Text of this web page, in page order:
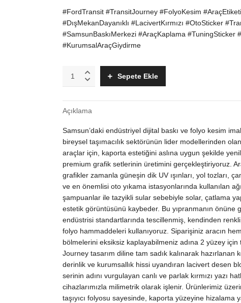
#FordTransit #TransitJourney #FolyoKesim
#DışMekanDayanıklı #LacivertKırmızı #OtoSticker
#SamsunBaskıMerkezi #AraçKaplama #TuningSticker
#KurumsalAraçGiydirme
Transit
Logo
ve
Kesim
Sticker
|
Çift
Yüzey
Lacivert
Araç
Etiketi
quantity
Sepete Ekle
Açıklama
Samsun’daki endüstriyel dijital baskı ve folyo kesim
bireysel taşımacılık sektörünün lider modellerinden
araçlar için, kaporta estetiğini aslına uygun şekilde
premium grafik setlerinin üretimini gerçekleştiriyoruz.
grafikler zamanla güneşin dik UV ışınları, yol tozları,
ve en önemlisi oto yıkama istasyonlarında kullanılan
şampuanlar ile tazyikli sular sebebiyle solar, çatlama
estetik görüntüsünü kaybeder. Bu yıpranmanın önüne
endüstrisi standartlarında tescillenmiş, kendinden
folyo hammaddeleri kullanıyoruz. Siparişiniz aracın
bölmelerini eksiksiz kaplayabilmeniz adına 2 yüzey için
Journey tasarım diline tam sadık kalınarak hazırlanan
derinlik ve kurumsallık hissi uyandıran lacivert desen
serinin adını vurgulayan canlı ve parlak kırmızı yazı
cihazlarımızla milimetrik olarak işlenir. Ürünlerimiz
taşıyıcı folyosu sayesinde, kaporta yüzeyine